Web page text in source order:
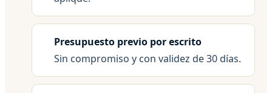
Presupuesto previo por escrito
Sin compromiso y con validez de 30 días.